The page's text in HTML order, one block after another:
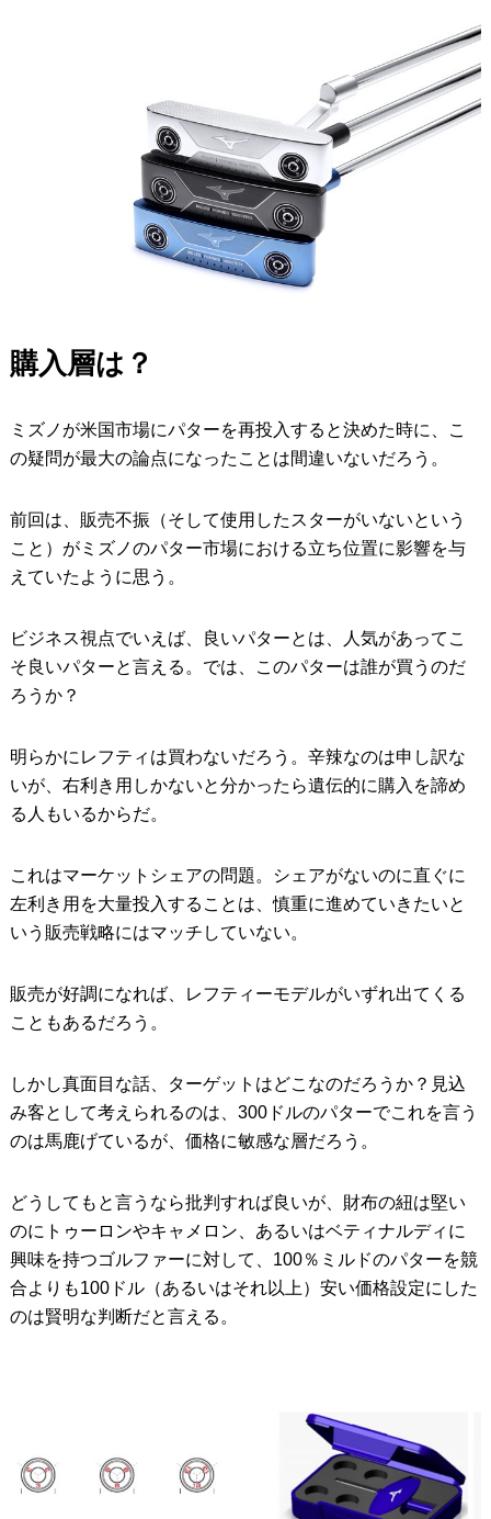
購入層は？
ミズノが米国市場にパターを再投入すると決めた時に、こ
の疑問が最大の論点になったことは間違いないだろう。
前回は、販売不振（そして使用したスターがいないという
こと）がミズノのパター市場における立ち位置に影響を与
えていたように思う。
ビジネス視点でいえば、良いパターとは、人気があってこ
そ良いパターと言える。では、このパターは誰が買うのだ
ろうか？
明らかにレフティは買わないだろう。辛辣なのは申し訳な
いが、右利き用しかないと分かったら遺伝的に購入を諦め
る人もいるからだ。
これはマーケットシェアの問題。シェアがないのに直ぐに
左利き用を大量投入することは、慎重に進めていきたいと
いう販売戦略にはマッチしていない。
販売が好調になれば、レフティーモデルがいずれ出てくる
こともあるだろう。
しかし真面目な話、ターゲットはどこなのだろうか？見込
み客として考えられるのは、300ドルのパターでこれを言う
のは馬鹿げているが、価格に敏感な層だろう。
どうしてもと言うなら批判すれば良いが、財布の紐は堅い
のにトゥーロンやキャメロン、あるいはベティナルディに
興味を持つゴルファーに対して、100％ミルドのパターを競
合よりも100ドル（あるいはそれ以上）安い価格設定にした
のは賢明な判断だと言える。